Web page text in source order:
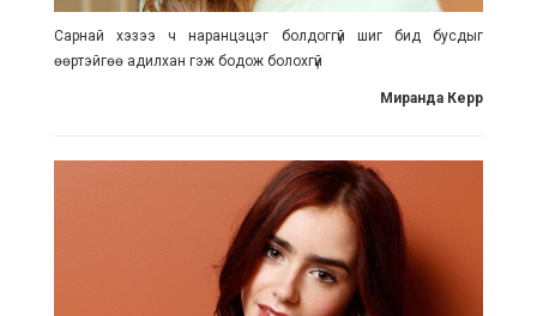
Сарнай хэзээ ч наранцэцэг болдоггүй шиг бид бусдыг
өөртэйгөө адилхан гэж бодож болохгүй
Миранда Керр